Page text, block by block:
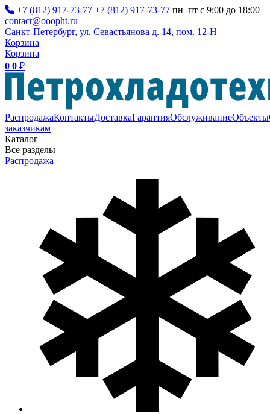
+7 (812) 917-73-77 +7 (812) 917-73-77 пн–пт с 9:00 до 18:00
contact@ooopht.ru
Санкт-Петербург, ул. Севастьянова д. 14, пом. 12-Н
Корзина
Корзина
0 0 ₽
РаспродажаКонтактыДоставкаГарантияОбслуживаниеОбъекты
заказчикам
Каталог
Все разделы
Распродажа